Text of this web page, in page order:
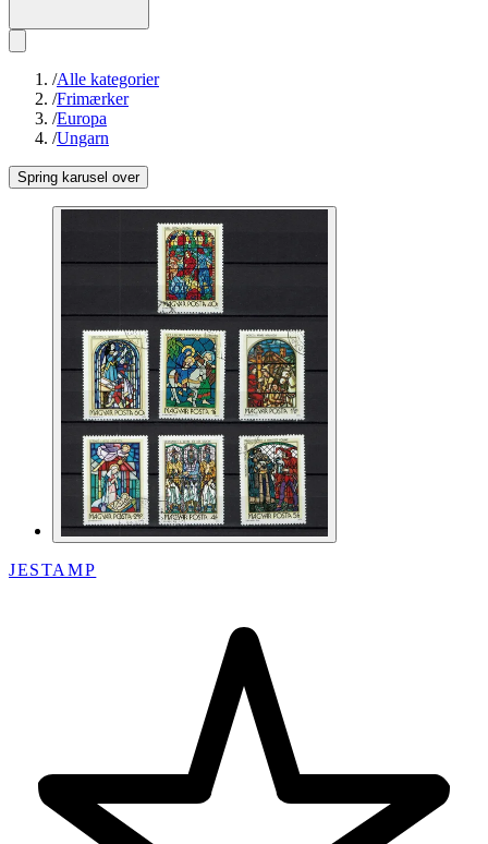
/Alle kategorier
/Frimærker
/Europa
/Ungarn
Spring karusel over
JESTAMP